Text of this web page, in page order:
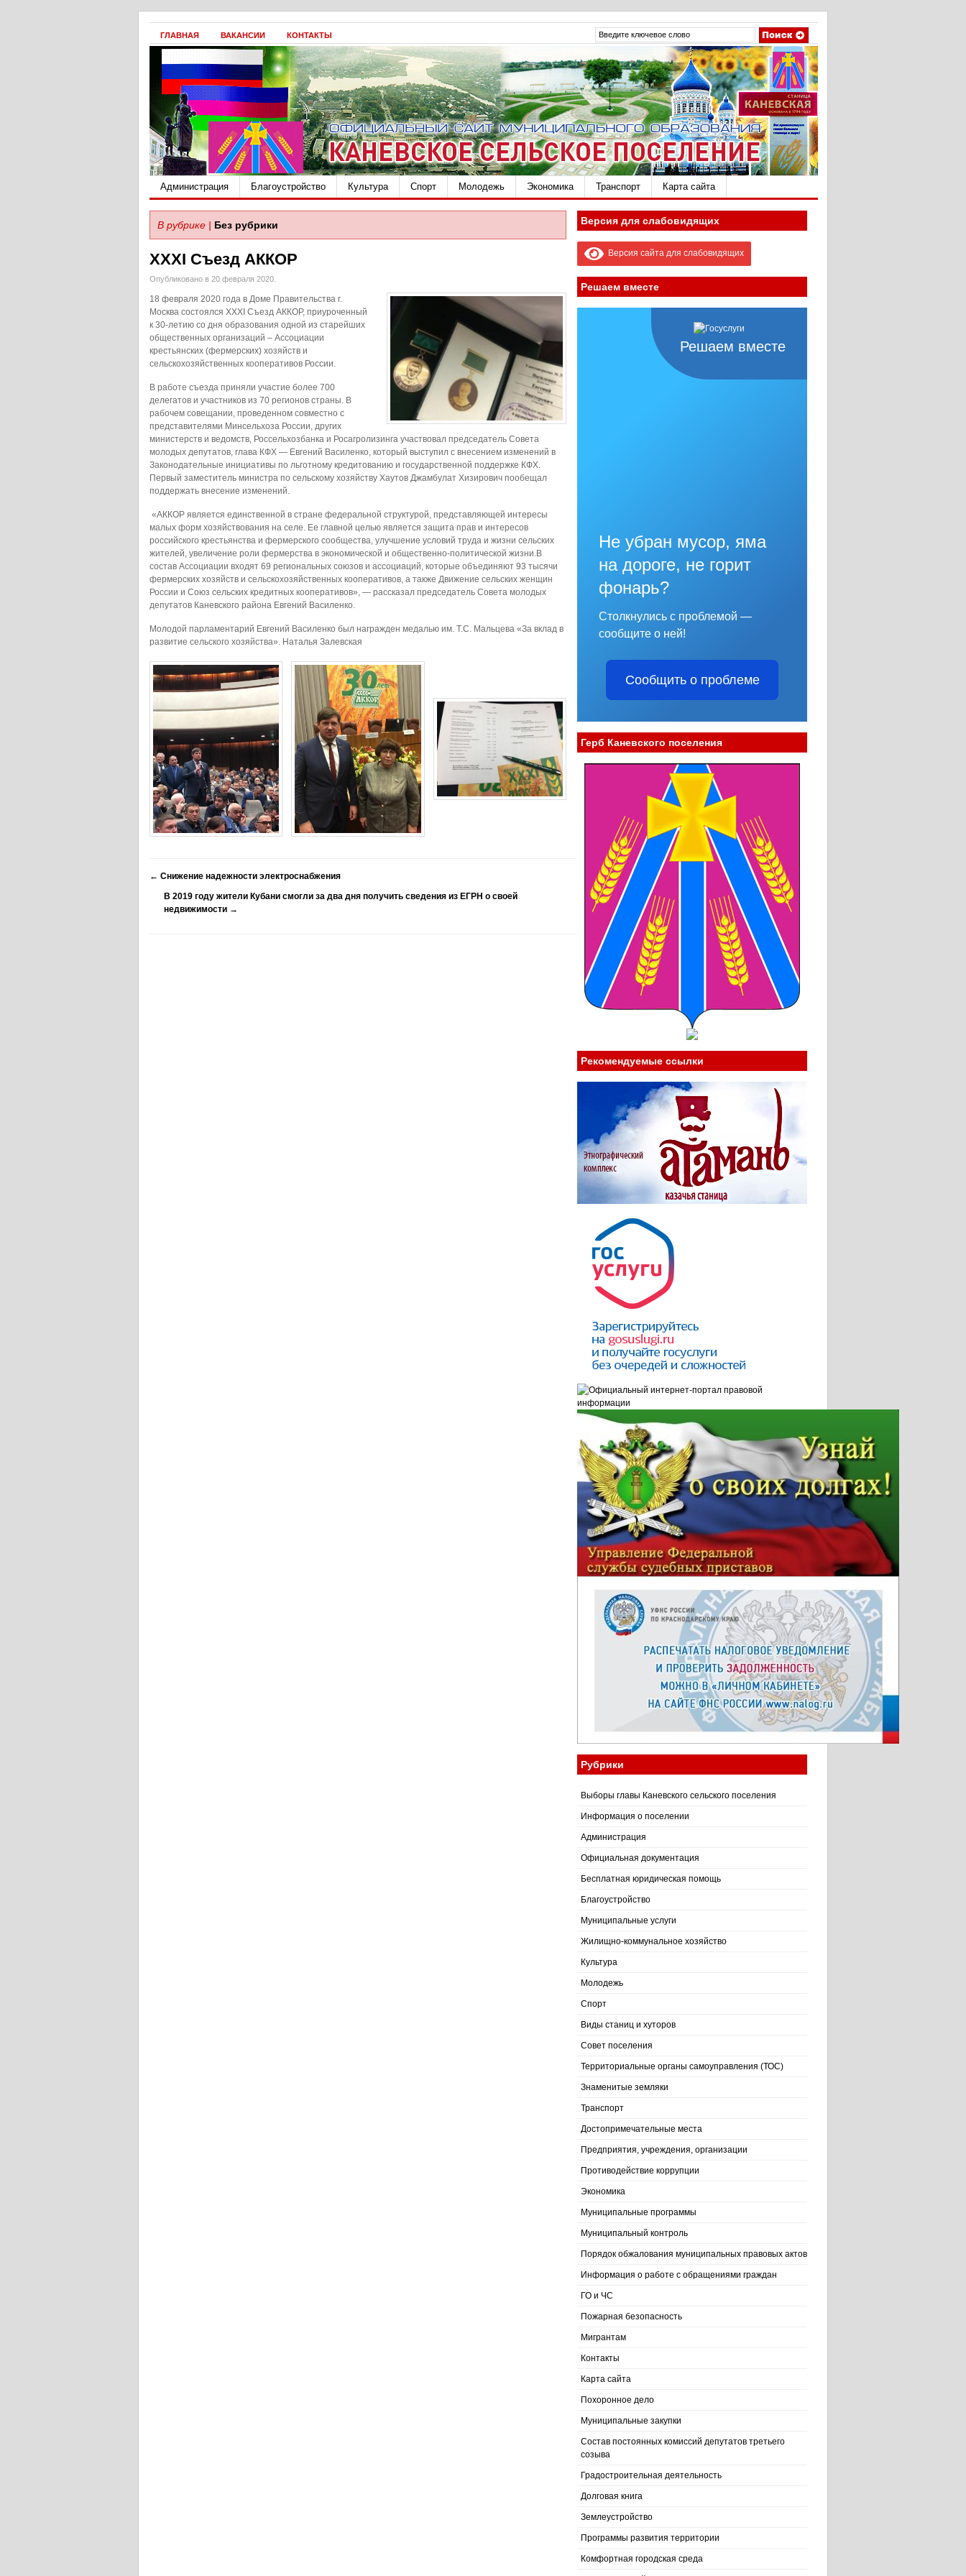
ГЛАВНАЯ ВАКАНСИИ КОНТАКТЫ
Администрация Благоустройство Культура Спорт Молодежь Экономика Транспорт Карта сайта
В рубрике | Без рубрики
XXXI Съезд АККОР
Опубликовано в 20 февраля 2020.
18 февраля 2020 года в Доме Правительства г.
Москва состоялся XXXI Съезд АККОР, приуроченный
к 30-летию со дня образования одной из старейших
общественных организаций – Ассоциации
крестьянских (фермерских) хозяйств и
сельскохозяйственных кооперативов России.
В работе съезда приняли участие более 700
делегатов и участников из 70 регионов страны. В
рабочем совещании, проведенном совместно с
представителями Минсельхоза России, других
министерств и ведомств, Россельхозбанка и Росагролизинга участвовал председатель Совета
молодых депутатов, глава КФХ — Евгений Василенко, который выступил с внесением изменений в
Законодательные инициативы по льготному кредитованию и государственной поддержке КФХ.
Первый заместитель министра по сельскому хозяйству Хаутов Джамбулат Хизирович пообещал
поддержать внесение изменений.
«АККОР является единственной в стране федеральной структурой, представляющей интересы
малых форм хозяйствования на селе. Ее главной целью является защита прав и интересов
российского крестьянства и фермерского сообщества, улучшение условий труда и жизни сельских
жителей, увеличение роли фермерства в экономической и общественно-политической жизни.В
состав Ассоциации входят 69 региональных союзов и ассоциаций, которые объединяют 93 тысячи
фермерских хозяйств и сельскохозяйственных кооперативов, а также Движение сельских женщин
России и Союз сельских кредитных кооперативов», — рассказал председатель Совета молодых
депутатов Каневского района Евгений Василенко.
Молодой парламентарий Евгений Василенко был награжден медалью им. Т.С. Мальцева «За вклад в
развитие сельского хозяйства». Наталья Залевская
← Снижение надежности электроснабжения
В 2019 году жители Кубани смогли за два дня получить сведения из ЕГРН о своей
недвижимости →
Версия для слабовидящих
Версия сайта для слабовидящих
Решаем вместе
Решаем вместе
Не убран мусор, яма
на дороге, не горит
фонарь?
Столкнулись с проблемой —
сообщите о ней!
Сообщить о проблеме
Герб Каневского поселения
Рекомендуемые ссылки
Рубрики
Выборы главы Каневского сельского поселения
Информация о поселении
Администрация
Официальная документация
Бесплатная юридическая помощь
Благоустройство
Муниципальные услуги
Жилищно-коммунальное хозяйство
Культура
Молодежь
Спорт
Виды станиц и хуторов
Совет поселения
Территориальные органы самоуправления (ТОС)
Знаменитые земляки
Транспорт
Достопримечательные места
Предприятия, учреждения, организации
Противодействие коррупции
Экономика
Муниципальные программы
Муниципальный контроль
Порядок обжалования муниципальных правовых актов
Информация о работе с обращениями граждан
ГО и ЧС
Пожарная безопасность
Мигрантам
Контакты
Карта сайта
Похоронное дело
Муниципальные закупки
Состав постоянных комиссий депутатов третьего
созыва
Градостроительная деятельность
Долговая книга
Землеустройство
Программы развития территории
Комфортная городская среда